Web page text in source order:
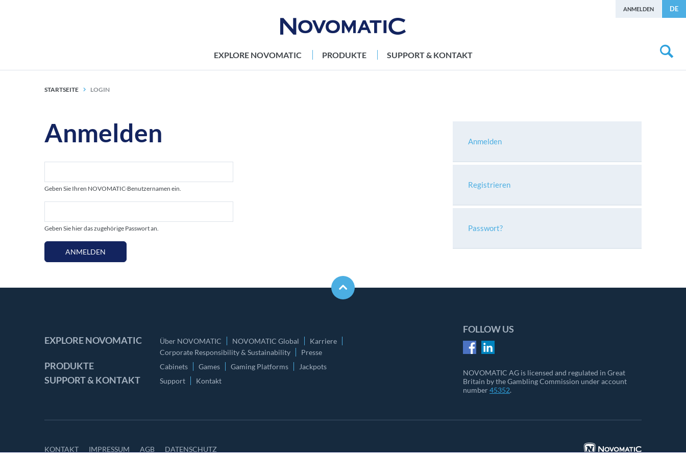
ANMELDEN DE
EXPLORE NOVOMATIC PRODUKTE SUPPORT & KONTAKT
STARTSEITE LOGIN
Anmelden
Geben Sie Ihren NOVOMATIC-Benutzernamen ein.
Geben Sie hier das zugehörige Passwort an.
ANMELDEN
Anmelden
Registrieren
Passwort?
EXPLORE NOVOMATIC Über NOVOMATIC NOVOMATIC Global
Karriere
Corporate Responsibility & Sustainability
Presse
PRODUKTE Cabinets Games Gaming Platforms Jackpots
SUPPORT & KONTAKT Support Kontakt
FOLLOW US
NOVOMATIC AG is licensed and regulated in Great
Britain by the Gambling Commission under account
number45352.
KONTAKT IMPRESSUM AGB DATENSCHUTZ